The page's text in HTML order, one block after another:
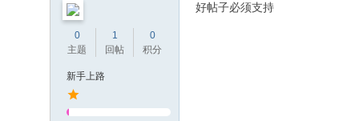
0
主题
1
回帖
0
积分
新手上路
好帖子必须支持